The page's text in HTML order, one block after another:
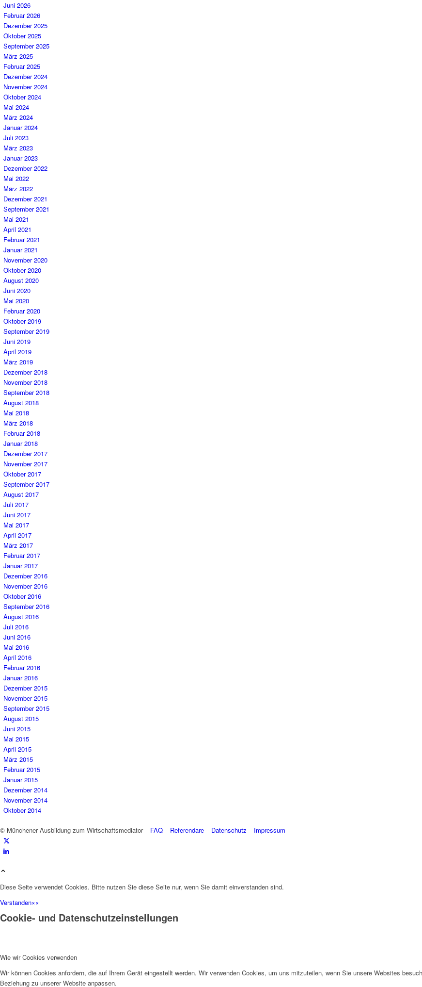
Juni 2026
Februar 2026
Dezember 2025
Oktober 2025
September 2025
März 2025
Februar 2025
Dezember 2024
November 2024
Oktober 2024
Mai 2024
März 2024
Januar 2024
Juli 2023
März 2023
Januar 2023
Dezember 2022
Mai 2022
März 2022
Dezember 2021
September 2021
Mai 2021
April 2021
Februar 2021
Januar 2021
November 2020
Oktober 2020
August 2020
Juni 2020
Mai 2020
Februar 2020
Oktober 2019
September 2019
Juni 2019
April 2019
März 2019
Dezember 2018
November 2018
September 2018
August 2018
Mai 2018
März 2018
Februar 2018
Januar 2018
Dezember 2017
November 2017
Oktober 2017
September 2017
August 2017
Juli 2017
Juni 2017
Mai 2017
April 2017
März 2017
Februar 2017
Januar 2017
Dezember 2016
November 2016
Oktober 2016
September 2016
August 2016
Juli 2016
Juni 2016
Mai 2016
April 2016
Februar 2016
Januar 2016
Dezember 2015
November 2015
September 2015
August 2015
Juni 2015
Mai 2015
April 2015
März 2015
Februar 2015
Januar 2015
Dezember 2014
November 2014
Oktober 2014
© Münchener Ausbildung zum Wirtschaftsmediator – FAQ – Referendare – Datenschutz – Impressum
Diese Seite verwendet Cookies. Bitte nutzen Sie diese Seite nur, wenn Sie damit einverstanden sind.
Verstanden××
Cookie- und Datenschutzeinstellungen
Wie wir Cookies verwenden
Wir können Cookies anfordern, die auf Ihrem Gerät eingestellt werden. Wir verwenden Cookies, um uns mitzuteilen, wenn Sie unsere Websites
Beziehung zu unserer Website anpassen.